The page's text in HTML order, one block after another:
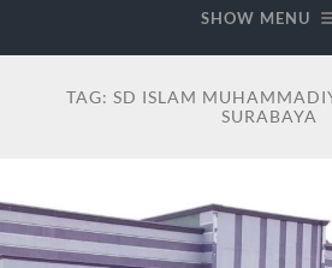
SHOW MENU
TAG: SD ISLAM
SURABAYA